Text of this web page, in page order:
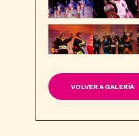
VOLVER A GALERÍA